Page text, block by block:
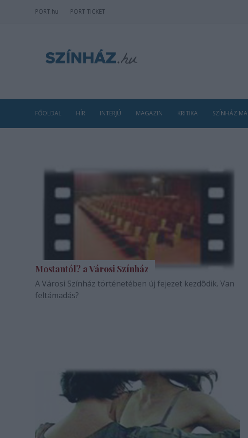
PORT.hu PORT TICKET
FŐOLDAL HÍR INTERJÚ MAGAZIN KRITIKA SZÍNHÁZ MA
Mostantól? a Városi Színház
A Városi Színház történetében új fejezet kezdõdik. Van
feltámadás?